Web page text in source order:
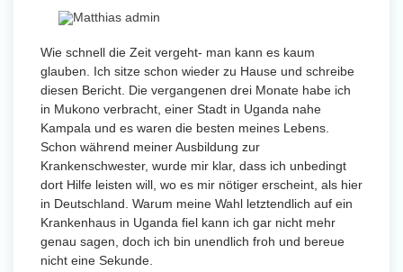
Wie schnell die Zeit vergeht- man kann es kaum
glauben. Ich sitze schon wieder zu Hause und schreibe
diesen Bericht. Die vergangenen drei Monate habe ich
in Mukono verbracht, einer Stadt in Uganda nahe
Kampala und es waren die besten meines Lebens.
Schon während meiner Ausbildung zur
Krankenschwester, wurde mir klar, dass ich unbedingt
dort Hilfe leisten will, wo es mir nötiger erscheint, als hier
in Deutschland. Warum meine Wahl letztendlich auf ein
Krankenhaus in Uganda fiel kann ich gar nicht mehr
genau sagen, doch ich bin unendlich froh und bereue
nicht eine Sekunde.